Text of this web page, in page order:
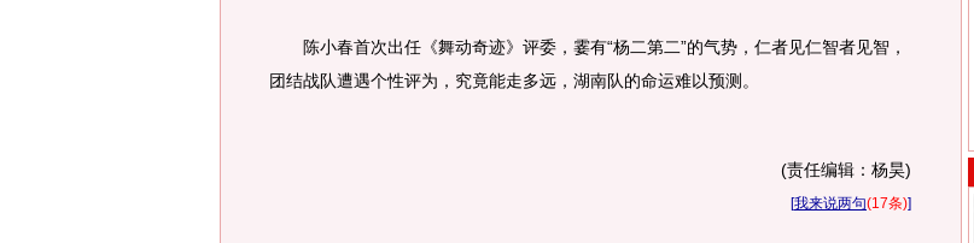
陈小春首次出任《舞动奇迹》评委，霎有“杨二第二”的气势，仁者见仁智者见智，
团结战队遭遇个性评为，究竟能走多远，湖南队的命运难以预测。
(责任编辑：杨昊)
[我来说两句(17条)]